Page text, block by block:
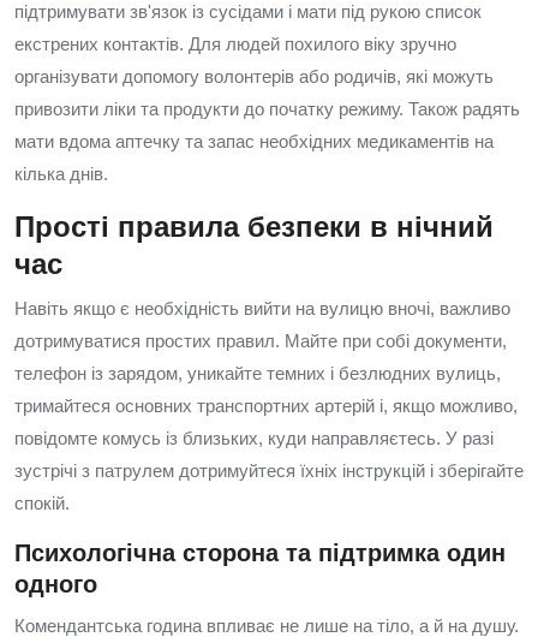
підтримувати зв'язок із сусідами і мати під рукою список
екстрених контактів. Для людей похилого віку зручно
організувати допомогу волонтерів або родичів, які можуть
привозити ліки та продукти до початку режиму. Також радять
мати вдома аптечку та запас необхідних медикаментів на
кілька днів.
Прості правила безпеки в нічний
час
Навіть якщо є необхідність вийти на вулицю вночі, важливо
дотримуватися простих правил. Майте при собі документи,
телефон із зарядом, уникайте темних і безлюдних вулиць,
тримайтеся основних транспортних артерій і, якщо можливо,
повідомте комусь із близьких, куди направляєтесь. У разі
зустрічі з патрулем дотримуйтеся їхніх інструкцій і зберігайте
спокій.
Психологічна сторона та підтримка один
одного
Комендантська година впливає не лише на тіло, а й на душу.